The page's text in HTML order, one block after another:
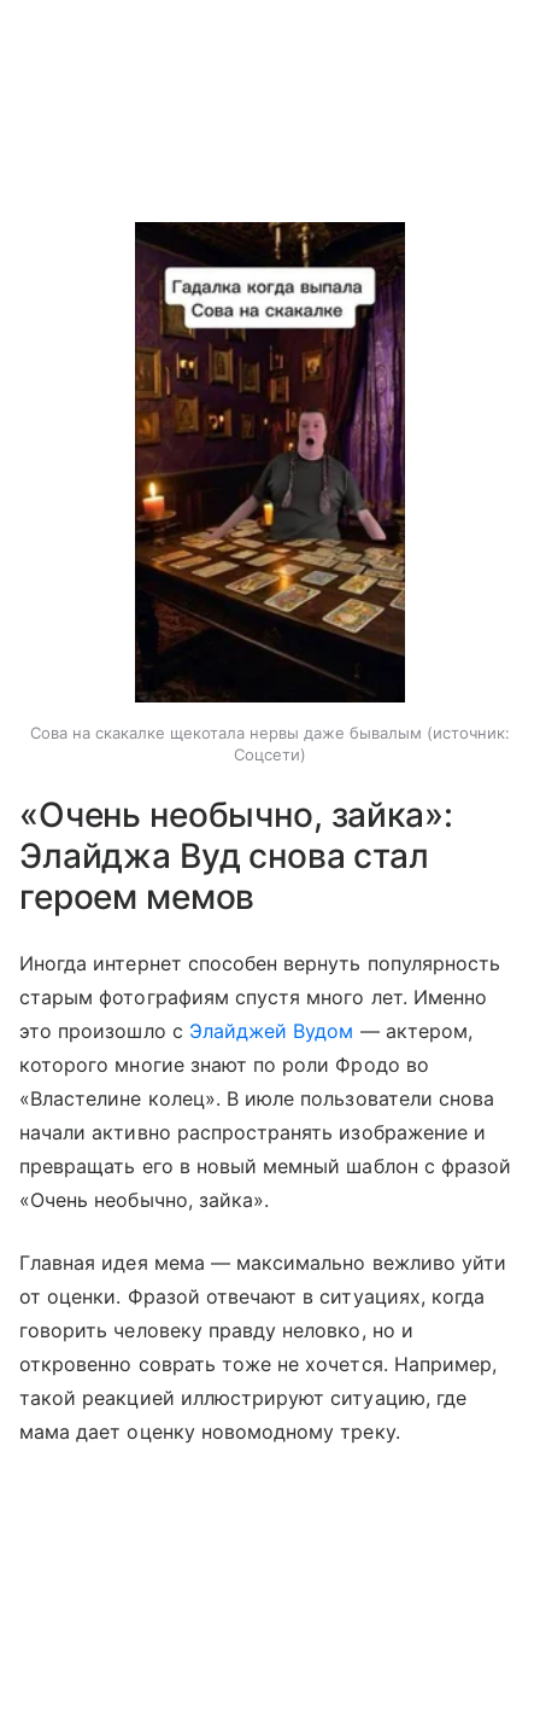
Сова на скакалке щекотала нервы даже бывалым
источник:
Соцсети
«Очень необычно, зайка»:
Элайджа Вуд снова стал
героем мемов
Иногда интернет способен вернуть популярность
старым фотографиям спустя много лет. Именно
это произошло с Элайджей Вудом — актером,
которого многие знают по роли Фродо во
«Властелине колец». В июле пользователи снова
начали активно распространять изображение и
превращать его в новый мемный шаблон с фразой
«Очень необычно, зайка».
Главная идея мема — максимально вежливо уйти
от оценки. Фразой отвечают в ситуациях, когда
говорить человеку правду неловко, но и
откровенно соврать тоже не хочется. Например,
такой реакцией иллюстрируют ситуацию, где
мама дает оценку новомодному треку.